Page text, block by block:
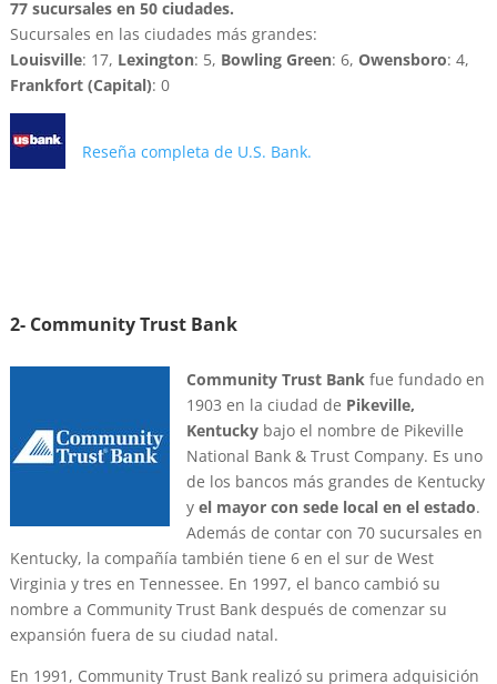
77 sucursales en 50 ciudades.
Sucursales en las ciudades más grandes:
Louisville: 17, Lexington: 5, Bowling Green: 6, Owensboro: 4,
Frankfort (Capital): 0
Reseña completa de U.S. Bank.
2- Community Trust Bank
Community Trust Bankfue fundado en
1903 en la ciudad de Pikeville,
Kentuckybajo el nombre de Pikeville
National Bank & Trust Company. Es uno
de los bancos más grandes de Kentucky
y el mayor con sede local en el estado.
Además de contar con 70 sucursales en
Kentucky, la compañía también tiene 6 en el sur de West
Virginia y tres en Tennessee. En 1997, el banco cambió su
nombre a Community Trust Bank después de comenzar su
expansión fuera de su ciudad natal.
En 1991, Community Trust Bank realizó su primera adquisición